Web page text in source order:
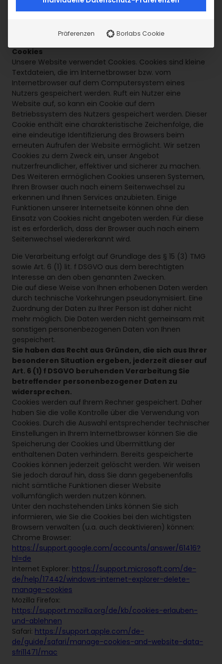
Alle PayPal-Transaktionen unterliegen der PayPal-
Datenschutzerklärung. Diese finden Sie unter
prev?locale.x=de_DE
Cookies
Unsere Website verwendet Cookies. Cookies sind kleine
Textdateien, die im Internetbrowser bzw. vom
Internetbrowser auf dem Computersystem eines
Nutzers gespeichert werden. Ruft ein Nutzer eine
Website auf, so kann ein Cookie auf dem
Betriebssystem des Nutzers gespeichert werden. Dieser
Cookie enthält eine charakteristische Zeichenfolge, die
eine eindeutige Identifizierung des Browsers beim
erneuten Aufrufen der Website ermöglicht. Wir setzen
Cookies zu dem Zweck ein, unser Angebot
nutzerfreundlicher, effektiver und sicherer zu machen.
Des Weiteren ermöglichen Cookies unseren Systemen,
Ihren Browser auch nach einem Seitenwechsel zu
erkennen und Ihnen Services anzubieten. Einige
Funktionen unserer Internetseite können ohne den
Einsatz von Cookies nicht angeboten werden. Für diese
ist es erforderlich, dass der Browser auch nach einem
Seitenwechsel wiedererkannt wird.
Die Verarbeitung erfolgt auf Grundlage des § 15 (3) TMG
sowie Art. 6 (1) lit. f DSGVO aus dem berechtigten
Interesse an den oben genannten Zwecken.
Die auf diese Weise von Ihnen erhobenen Daten werden
durch technische Vorkehrungen pseudonymisiert. Eine
Zuordnung der Daten zu Ihrer Person ist daher nicht
mehr möglich. Die Daten werden nicht gemeinsam mit
sonstigen personenbezogenen Daten von Ihnen
gespeichert.
Sie haben das Recht aus Gründen, die sich aus Ihrer
besonderen Situation ergeben, jederzeit dieser auf
Art. 6 (1) f DSGVO beruhenden Verarbeitung Sie
betreffender personenbezogener Daten zu
widersprechen.
Cookies werden auf Ihrem Rechner gespeichert. Daher
haben Sie die volle Kontrolle über die Verwendung von
Cookies. Durch die Auswahl entsprechender technischer
Einstellungen in Ihrem Internetbrowser können Sie die
Speicherung der Cookies und Übermittlung der
enthaltenen Daten verhindern. Bereits gespeicherte
Cookies können jederzeit gelöscht werden. Wir weisen
Sie jedoch darauf hin, dass Sie dann gegebenenfalls
nicht sämtliche Funktionen dieser Website
vollumfänglich werden nutzen können.
Unter den nachstehenden Links können Sie sich
informieren, wie Sie die Cookies bei den wichtigsten
Browsern verwalten (u.a. auch deaktivieren) können:
Chrome Browser:
https://support.google.com/accounts/answer/61416?
hl=de
Internet Explorer: https://support.microsoft.com/de-
de/help/17442/windows-internet-explorer-delete-
manage-cookies
Mozilla Firefox:
https://support.mozilla.org/de/kb/cookies-erlauben-
und-ablehnen
Safari: https://support.apple.com/de-
de/guide/safari/manage-cookies-and-website-data-
sfri11471/mac
Präferenzen Borlabs Cookie